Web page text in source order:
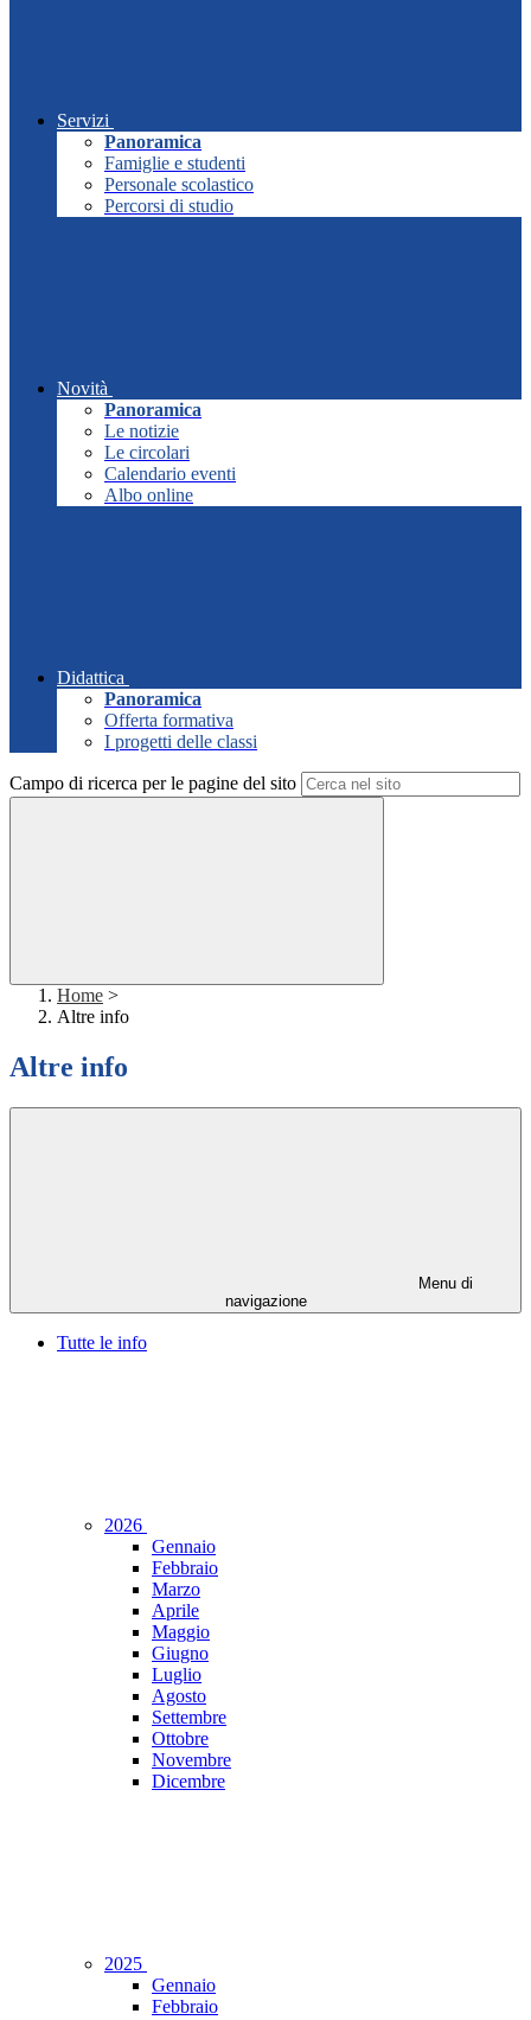
Servizi
Panoramica
Famiglie e studenti
Personale scolastico
Percorsi di studio
Novità
Panoramica
Le notizie
Le circolari
Calendario eventi
Albo online
Didattica
Panoramica
Offerta formativa
I progetti delle classi
Campo di ricerca per le pagine del sito
Home >
Altre info
Altre info
Menu di
navigazione
Tutte le info
2026
Gennaio
Febbraio
Marzo
Aprile
Maggio
Giugno
Luglio
Agosto
Settembre
Ottobre
Novembre
Dicembre
2025
Gennaio
Febbraio